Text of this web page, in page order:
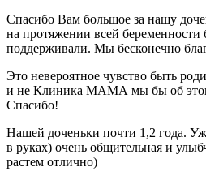
Спасибо Вам большое за нашу
на протяжении всей беременности
поддерживали. Мы бесконечно
Это невероятное чувство быть
и не Клиника МАМА мы бы об этом
Спасибо!
Нашей доченьки почти 1,2 года.
в руках) очень общительная и
растем отлично)